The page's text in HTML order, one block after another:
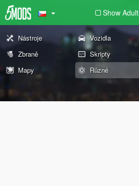
Show Adult
Nástroje Vozidla
Zbraně
Skripty
Mapy
Různé